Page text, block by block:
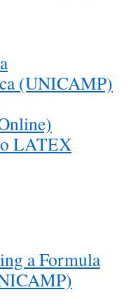
(UNICAMP)
LATEX
a Formula